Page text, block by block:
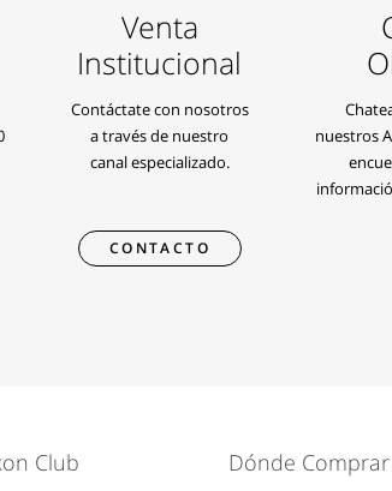
Venta
Institucional
Contáctate con nosotros
a través de nuestro
canal especializado.
CONTACTO
nuestros
Club Dónde Comprar